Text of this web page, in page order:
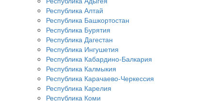
Республика Алтай
Республика Башкортостан
Республика Бурятия
Республика Дагестан
Республика Ингушетия
Республика Кабардино-Балкария
Республика Калмыкия
Республика Карачаево-Черкессия
Республика Карелия
Республика Коми